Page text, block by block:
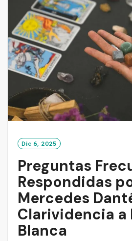
R
E
Dic 6, 2025
Preguntas
Respondidas
Mercedes
Clarividencia a
Blanca